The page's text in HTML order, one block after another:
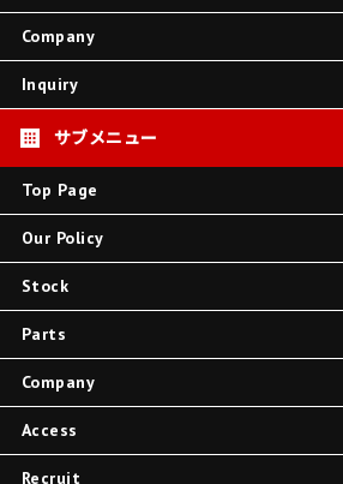
Company
Inquiry
Top Page
Our Policy
Stock
Parts
Company
Access
Recruit